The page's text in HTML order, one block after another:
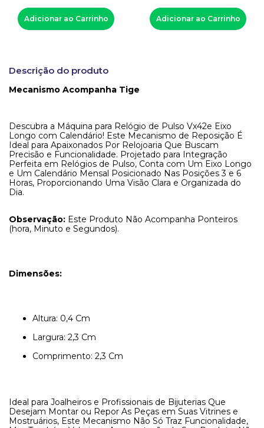
Adicionar ao Carrinho Adicionar ao Carrinho
Descrição do produto
Mecanismo Acompanha Tige
Descubra a Máquina para Relógio de Pulso Vx42e Eixo
Longo com Calendário! Este Mecanismo de Reposição É
Ideal para Apaixonados Por Relojoaria Que Buscam
Precisão e Funcionalidade. Projetado para Integração
Perfeita em Relógios de Pulso, Conta com Um Eixo Longo
e Um Calendário Mensal Posicionado Nas Posições 3 e 6
Horas, Proporcionando Uma Visão Clara e Organizada do
Dia.
Observação: Este Produto Não Acompanha Ponteiros
(hora, Minuto e Segundos).
Dimensões:
Altura: 0,4 Cm
Largura: 2,3 Cm
Comprimento: 2,3 Cm
Ideal para Joalheiros e Profissionais de Bijuterias Que
Desejam Montar ou Repor As Peças em Suas Vitrines e
Mostruários, Este Mecanismo Não Só Traz Funcionalidade,